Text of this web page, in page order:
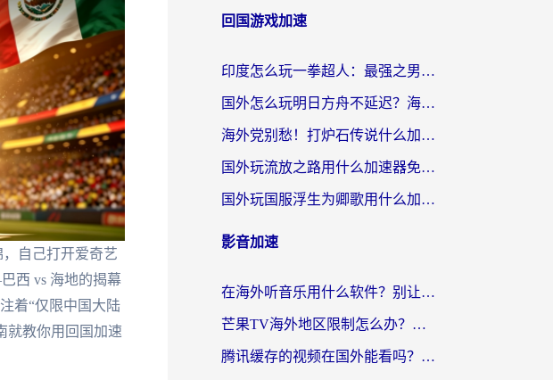
自己打开爱奇艺
西 vs 海地的揭幕
着“仅限中国大陆
就教你用回国加速
回国游戏加速
印度怎么玩一拳超人：最强之男？海外党国服游戏加速避坑指南
国外怎么玩明日方舟不延迟？海外玩家国服游戏加速终极指南（附DNF梦幻诛仙解决方案）
海外党别愁！打炉石传说什么加速器好用？3个实用技巧解决国服游戏卡顿
国外玩流放之路用什么加速器免费？海外党亲测有效的国服游戏加速指南
国外玩国服浮生为卿歌用什么加速器比较好？海外党亲测不踩坑指南
影音加速
在海外听音乐用什么软件？别让地域限制断了你的华语歌单
芒果TV海外地区限制怎么办？海外党追剧看片的实用加速器选择指南
腾讯缓存的视频在国外能看吗？海外党追剧看片的终极解决方案